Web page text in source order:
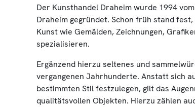
Der Kunsthandel Draheim wurde 1994
Draheim gegründet. Schon früh stand
Kunst wie Gemälden, Zeichnungen,
spezialisieren.
Ergänzend hierzu seltenes und
vergangenen Jahrhunderte. Anstatt sich
bestimmten Stil festzulegen, gilt das
qualitätsvollen Objekten. Hierzu zählen